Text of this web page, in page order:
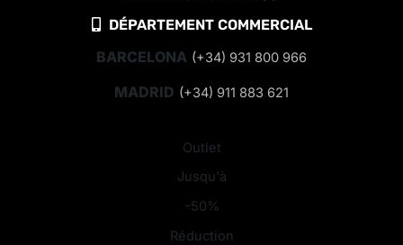
DÉPARTEMENT COMMERCIAL
BARCELONA (+34) 931 800 966
MADRID (+34) 911 883 621
Outlet
Jusqu'à
-50%
Réduction